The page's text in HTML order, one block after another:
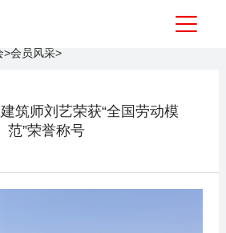
>会员风采>
筑师刘艺荣获“全国劳动模
范”荣誉称号